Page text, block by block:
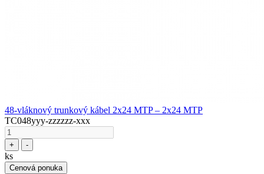
48-vláknový trunkový kábel 2x24 MTP – 2x24 MTP
TC048yyy-zzzzzz-xxx
+ -
ks
Cenová ponuka